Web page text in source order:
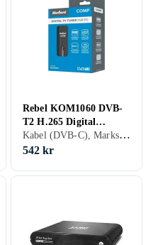
Rebel KOM1060 DVB-
T2 H.265 Digital
Mottagare
Kabel (DVB-C), Marksänd (DVB-T), Marksänd (DVB-T2)
542 kr